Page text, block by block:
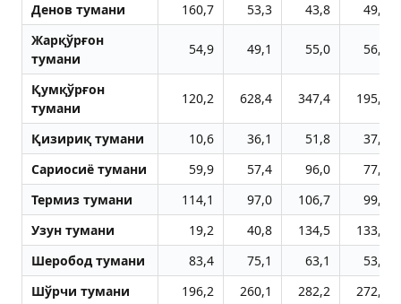
Денов тумани
160,7 53,3 43,8
49,6
Жарқўрғон
тумани
54,9 49,1 55,0 56,8
Қумқўрғон
тумани
120,2 628,4 347,4 195,7
Қизириқ тумани 10,6 36,1 51,8
37,9
Сариосиё тумани
59,9 57,4 96,0
77,1
Термиз тумани
114,1 97,0 106,7
99,7
Узун тумани
19,2 40,8 134,5
133,4
Шеробод тумани
83,4 75,1 63,1
53,1
Шўрчи тумани
196,2 260,1 282,2
272,4